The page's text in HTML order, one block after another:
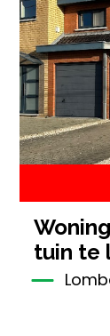
woning met 4 slaapkamers en
tuin te